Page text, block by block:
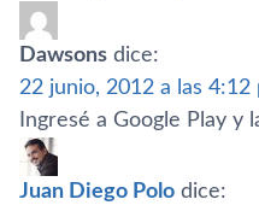
Dawsons dice:
22 junio, 2012 a las 4:12
Ingresé a Google Play y
Juan Diego Polo dice: